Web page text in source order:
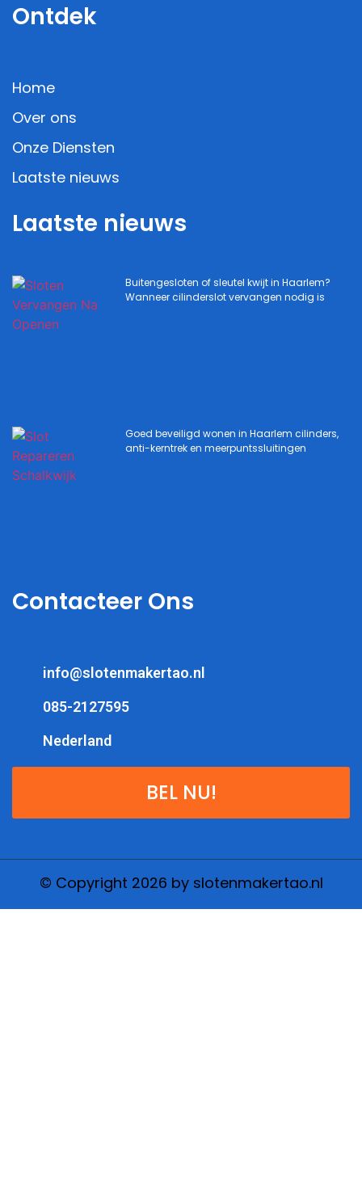
Ontdek
Home
Over ons
Onze Diensten
Laatste nieuws
Laatste nieuws
Buitengesloten of sleutel kwijt in Haarlem?
Wanneer cilinderslot vervangen nodig is
Goed beveiligd wonen in Haarlem cilinders,
anti-kerntrek en meerpuntssluitingen
Contacteer Ons
info@slotenmakertao.nl
085-2127595
Nederland
BEL NU!
© Copyright 2026 by slotenmakertao.nl